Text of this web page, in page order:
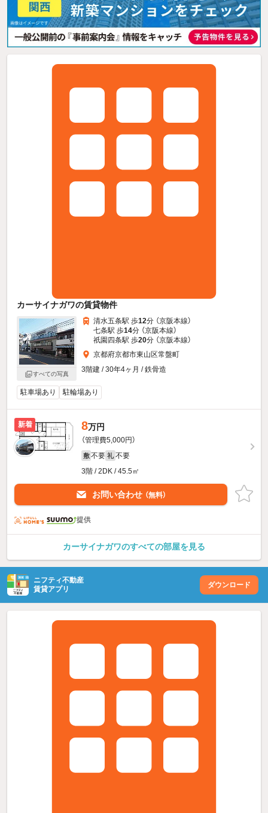
カーサイナガワの賃貸物件
すべての写真
清水五条駅 歩12分 （京阪本線）
七条駅 歩14分 （京阪本線）
祇園四条駅 歩20分 （京阪本線）
京都府京都市東山区常盤町
3階建 / 30年4ヶ月 / 鉄骨造
駐車場あり 駐輪場あり
新着 8万円
（管理費5,000円）
敷 不要 礼 不要
3階 / 2DK / 45.5㎡
お問い合わせ （無料）
提供
カーサイナガワのすべての部屋を見る
ニフティ不動産
賃貸アプリ
ダウンロード